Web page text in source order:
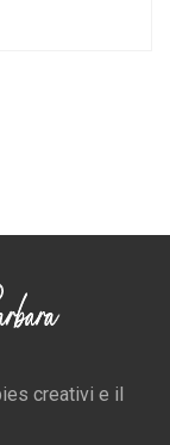
creativi e il